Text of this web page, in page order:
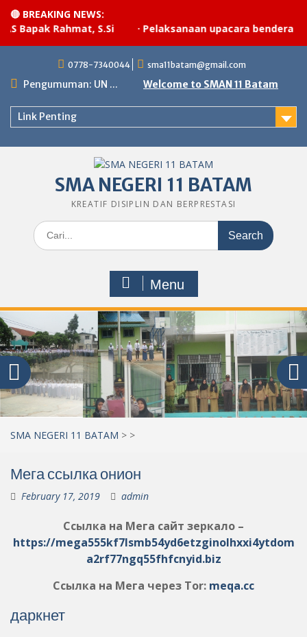
🔴 BREAKING NEWS:
Rahmat, S.Si
·Pelaksanaan upacara bendera ·
content
0778-7340044 sma11batam@gmail.com
Pengumuman: UN ... Welcome to SMAN 11 Batam
Link Penting
SMA NEGERI 11 BATAM
KREATIF DISIPLIN DAN BERPRESTASI
Search
for:
Menu
SMA NEGERI 11 BATAM > >
Мега ссылка онион
February 17, 2019 admin
Ссылка на Мега сайт зеркало –
https://mega555kf7lsmb54yd6etzginolhxxi4ytdom
a2rf77ngq55fhfcnyid.biz
Ссылка на Мега через Tor: meqa.cc
даркнет